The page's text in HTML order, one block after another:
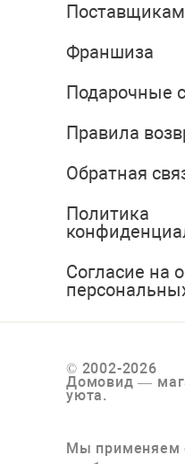
Поставщикам
Франшиза
Подарочные
Правила
Обратная
Политика
Согласие на
© 2002-2026
Домовид —
уюта.
Мы применяем